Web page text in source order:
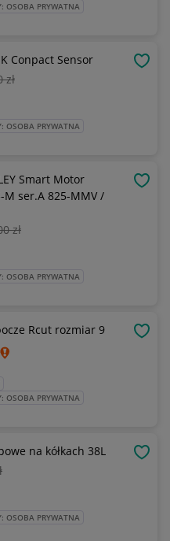
OSOBA PRYWATNA
Conpact Sensor
zł
OSOBA PRYWATNA
Smart Motor
M ser.A 825-MMV /
zł
OSOBA PRYWATNA
Rcut rozmiar 9
OSOBA PRYWATNA
na kółkach 38L
OSOBA PRYWATNA